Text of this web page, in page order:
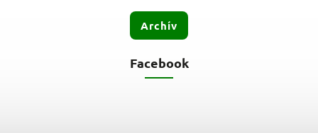
Archív
Facebook